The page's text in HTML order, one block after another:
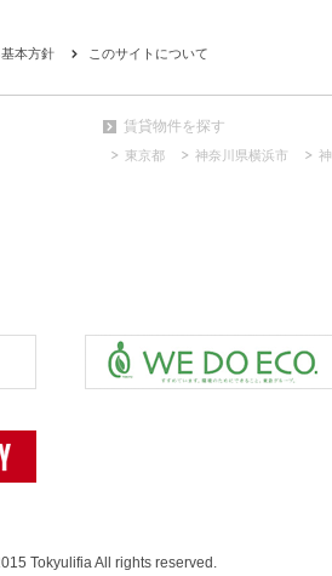
本方針 このサイトについて
賃貸物件を探す
東京都 神奈川県横浜市
Tokyulifia All rights reserved.